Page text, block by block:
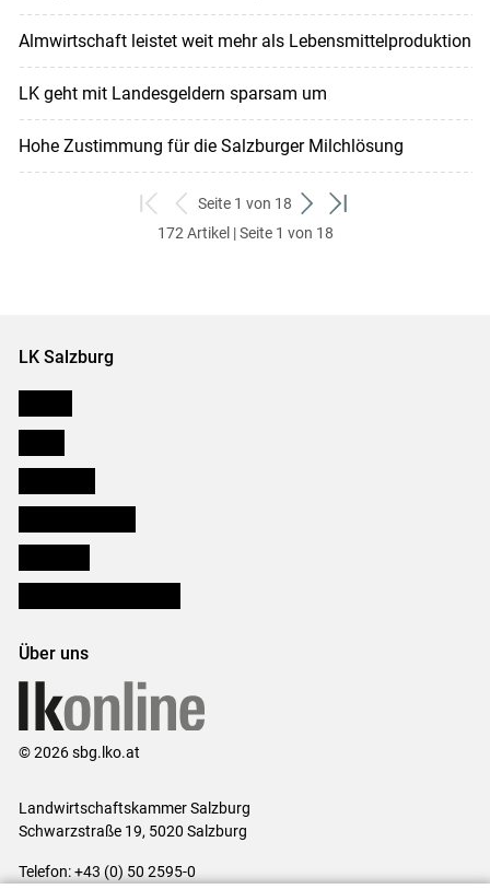
Almwirtschaft leistet weit mehr als Lebensmittelproduktion
LK geht mit Landesgeldern sparsam um
Hohe Zustimmung für die Salzburger Milchlösung
zum
ersten
zurück
zum
Seite 1 von 18
weiter
zum
zum
172 Artikel | Seite 1 von 18
LK Salzburg
Über uns
© 2026 sbg.lko.at
Landwirtschaftskammer Salzburg
Schwarzstraße 19, 5020 Salzburg
Telefon: +43 (0) 50 2595-0